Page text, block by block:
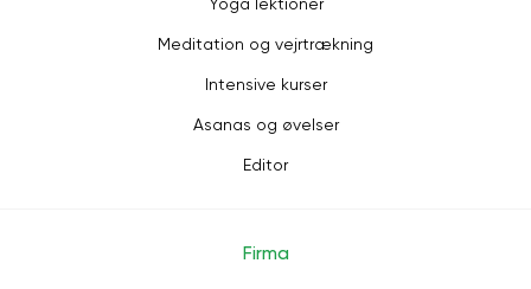
Meditation og vejrtrækning
Intensive kurser
Asanas og øvelser
Editor
Firma